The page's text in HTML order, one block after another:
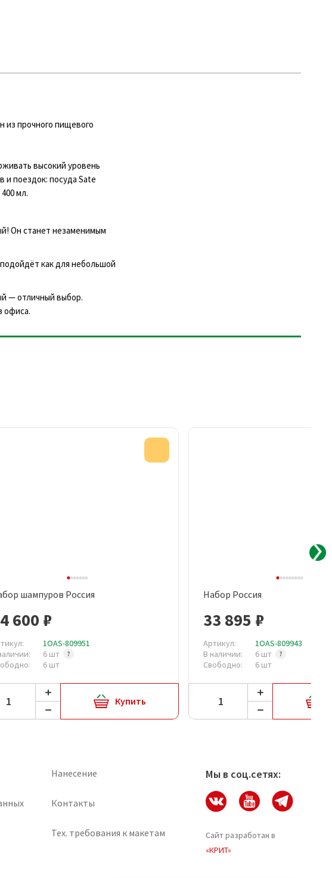
из прочного пищевого
высокий уровень
и поездок: посуда Sate
мл.
Он станет незаменимым
как для небольшой
— отличный выбор.
офиса.
Быстрый просмотр
шампуров Россия
600 ₽
1OAS-809951
6 шт
6 шт
Купить
Быстрый просмотр
Набор Россия
33 895 ₽
Артикул:
1OAS-809943
В наличии:
6 шт
Свободно:
6 шт
Нанесение
Контакты
Тех. требования к макетам
Мы в соц.сетях:
Сайт разработан в
«КРИТ»